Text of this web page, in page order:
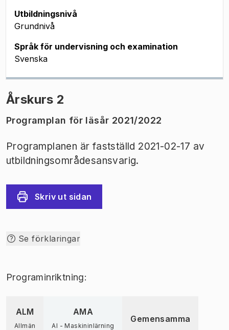
Utbildningsnivå
Grundnivå
Språk för undervisning och examination
Svenska
Årskurs 2
Programplan för läsår 2021/2022
Programplanen är fastställd 2021-02-17 av
utbildningsområdesansvarig.
Skriv ut sidan
Se förklaringar
Programinriktning:
ALM
Allmän
AMA
AI - Maskininlärning
Gemensamma